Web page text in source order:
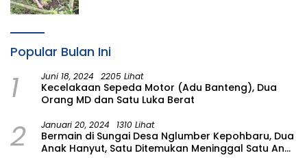
Popular Bulan Ini
1 Juni 18, 2024 2205 Lihat
Kecelakaan Sepeda Motor (Adu Banteng), Dua
Orang MD dan Satu Luka Berat
2 Januari 20, 2024 1310 Lihat
Bermain di Sungai Desa Nglumber Kepohbaru, Dua
Anak Hanyut, Satu Ditemukan Meninggal Satu Anak